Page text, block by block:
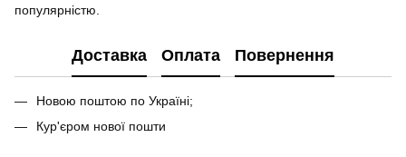
популярністю.
Доставка Оплата Повернення
Новою поштою по Україні;
Кур'єром нової пошти